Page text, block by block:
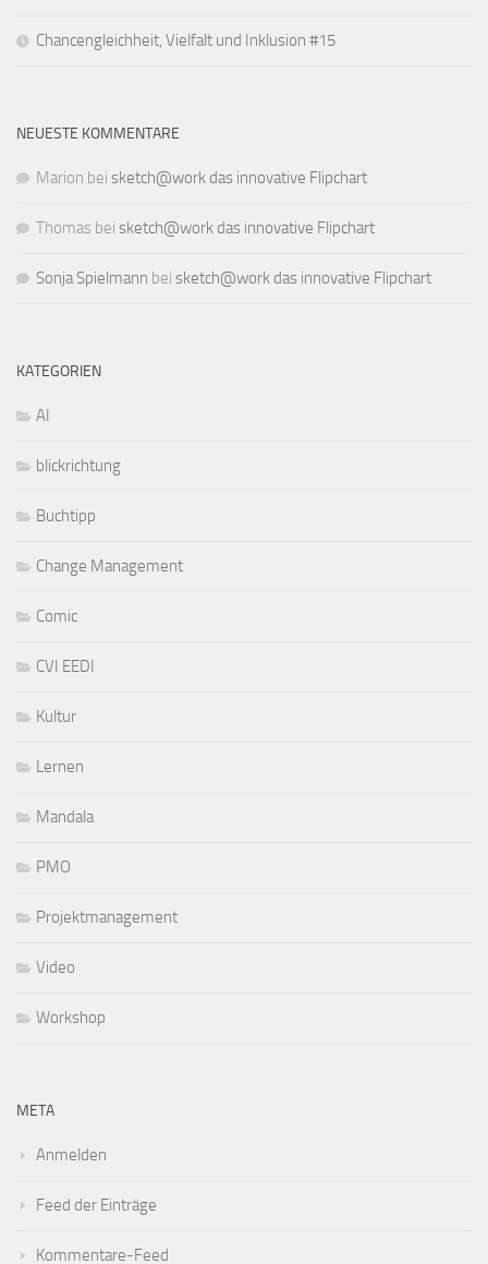
Chancengleichheit, Vielfalt und Inklusion #15
NEUESTE KOMMENTARE
Marion bei sketch@work das innovative Flipchart
Thomas bei sketch@work das innovative Flipchart
Sonja Spielmann bei sketch@work das innovative Flipchart
KATEGORIEN
AI
blickrichtung
Buchtipp
Change Management
Comic
CVI EEDI
Kultur
Lernen
Mandala
PMO
Projektmanagement
Video
Workshop
META
Anmelden
Feed der Einträge
Kommentare-Feed